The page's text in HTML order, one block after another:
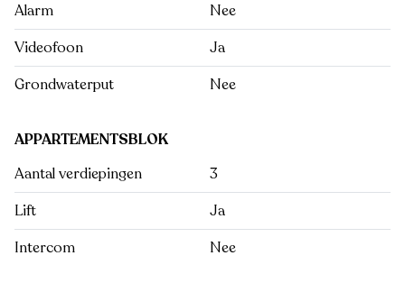
Alarm
Nee
Videofoon
Ja
Grondwaterput
Nee
APPARTEMENTSBLOK
Aantal verdiepingen
3
Lift
Ja
Intercom
Nee